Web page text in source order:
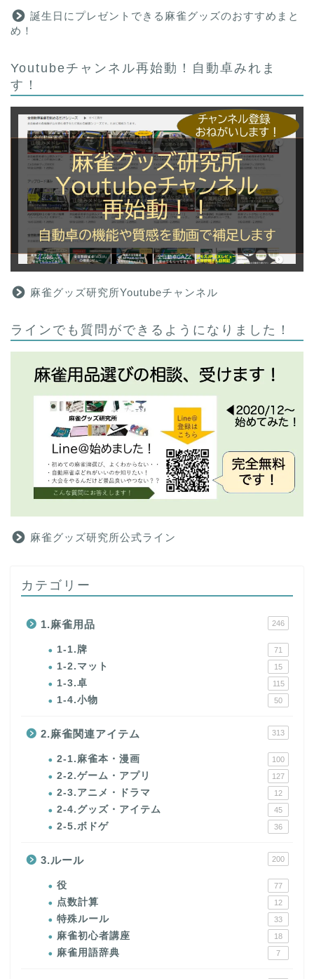
誕生日にプレゼントできる麻雀グッズのおすすめまと
め！
Youtubeチャンネル再始動！自動卓みれま
す！
麻雀グッズ研究所Youtubeチャンネル
ラインでも質問ができるようになりました！
麻雀グッズ研究所公式ライン
カテゴリー
1.麻雀用品 246
1-1.牌 71
1-2.マット 15
1-3.卓 115
1-4.小物 50
2.麻雀関連アイテム 313
2-1.麻雀本・漫画 100
2-2.ゲーム・アプリ 127
2-3.アニメ・ドラマ 12
2-4.グッズ・アイテム 45
2-5.ボドゲ 36
3.ルール 200
役 77
点数計算 12
特殊ルール 33
麻雀初心者講座 18
麻雀用語辞典 7